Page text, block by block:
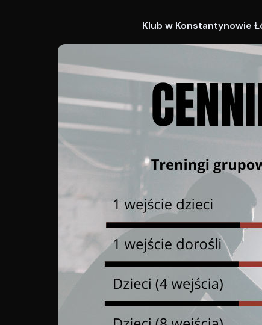
Klub w Konstantynowie